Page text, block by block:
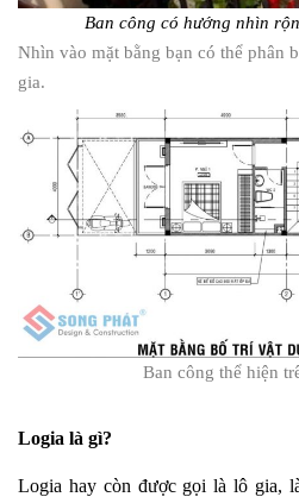
Ban công có hướng nhìn
Nhìn vào mặt bằng bạn có thể phân
gia.
Ban công thể hiện
Logia là gì?
Logia hay còn được gọi là lô gia,